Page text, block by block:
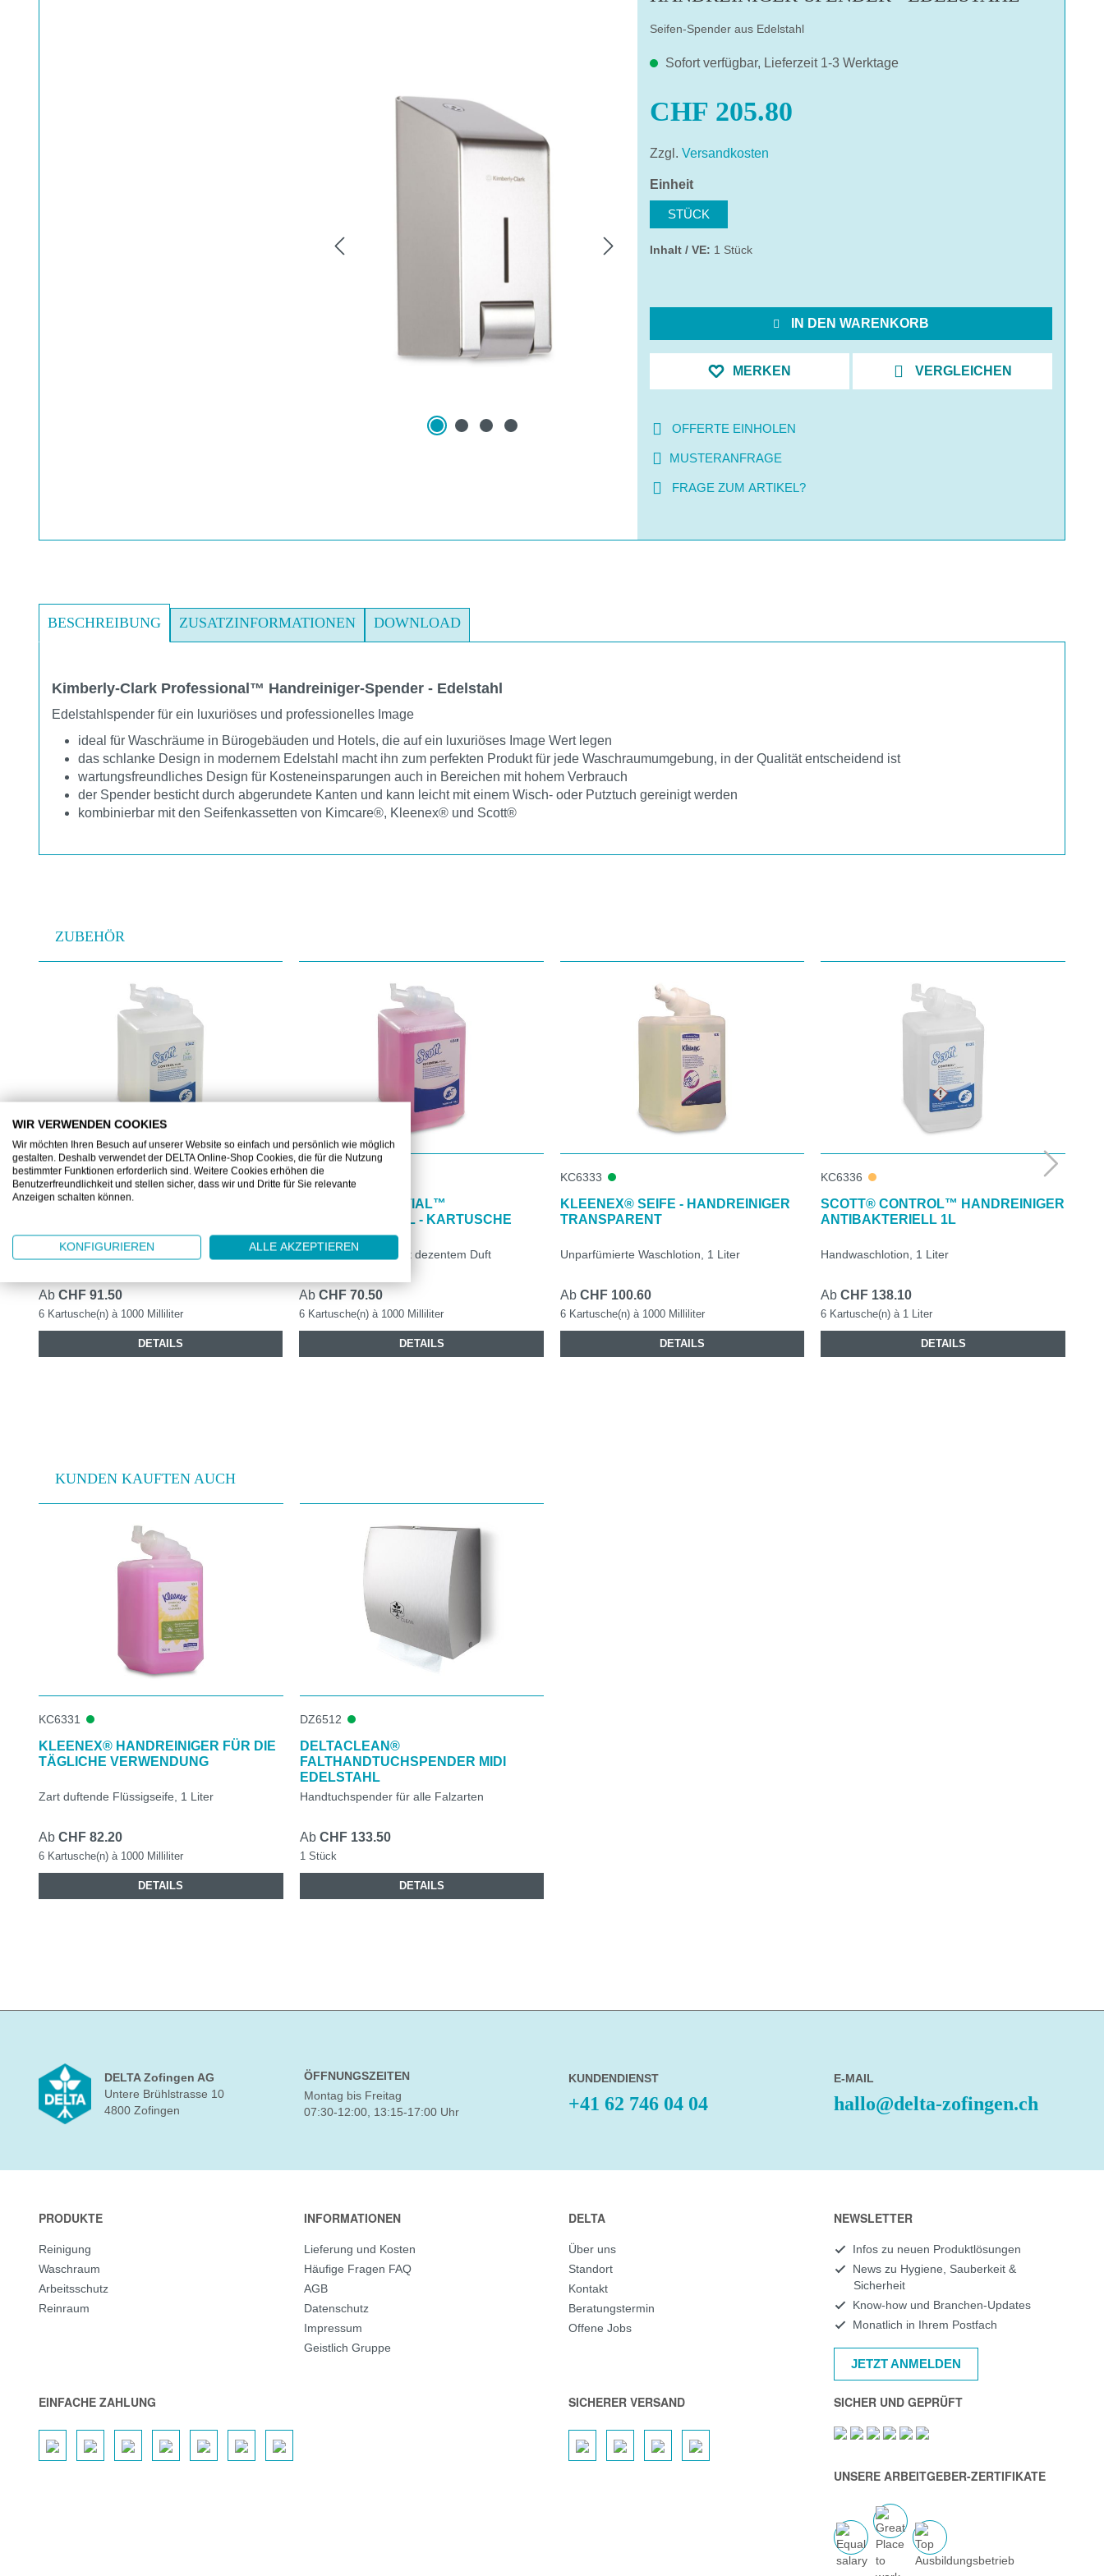
Seifen-Spender aus Edelstahl
Sofort verfügbar, Lieferzeit 1-3 Werktage
CHF 205.80
Zzgl. Versandkosten
Einheitauswählen
STÜCK
Inhalt / VE: 1 Stück
IN DEN WARENKORB
MERKEN VERGLEICHEN
OFFERTE EINHOLEN
MUSTERANFRAGE
FRAGE ZUM ARTIKEL?
BESCHREIBUNG ZUSATZINFORMATIONEN DOWNLOAD
Kimberly-Clark Professional™ Handreiniger-Spender - Edelstahl
Edelstahlspender für ein luxuriöses und professionelles Image
ideal für Waschräume in Bürogebäuden und Hotels, die auf ein luxuriöses Image Wert legen
das schlanke Design in modernem Edelstahl macht ihn zum perfekten Produkt für jede Waschraumumgebung, in der Qualität entscheidend ist
wartungsfreundliches Design für Kosteneinsparungen auch in Bereichen mit hohem Verbrauch
der Spender besticht durch abgerundete Kanten und kann leicht mit einem Wisch- oder Putztuch gereinigt werden
kombinierbar mit den Seifenkassetten von Kimcare®, Kleenex® und Scott®
ZUBEHÖR
Produktgalerie überspringen
KC6342
SCOTT® CONTROL™ SCHAUMSEIFE
Seife ohne Farb- und Duftstoffe
Ab CHF 91.50
6 Kartusche(n) à 1000 Milliliter
DETAILS
KC6340
SCOTT® ESSENTIAL™
SCHAUMSEIFE 1L - KARTUSCHE
Handschaumseife mit dezentem Duft
AbCHF 70.50
6 Kartusche(n) à 1000 Milliliter
DETAILS
KC6333
KLEENEX® SEIFE - HANDREINIGER
TRANSPARENT
Unparfümierte Waschlotion, 1 Liter
Ab CHF 100.60
6 Kartusche(n) à 1000 Milliliter
DETAILS
KC6336
SCOTT® CONTROL™ HANDREINIGER
ANTIBAKTERIELL 1L
Handwaschlotion, 1 Liter
AbCHF 138.10
6 Kartusche(n) à 1 Liter
DETAILS
KUNDEN KAUFTEN AUCH
Produktgalerie überspringen
KC6331
KLEENEX® HANDREINIGER FÜR DIE
TÄGLICHE VERWENDUNG
Zart duftende Flüssigseife, 1 Liter
Ab CHF 82.20
6 Kartusche(n) à 1000 Milliliter
DETAILS
DZ6512
DELTACLEAN®
FALTHANDTUCHSPENDER MIDI
EDELSTAHL
Handtuchspender für alle Falzarten
Ab CHF 133.50
1 Stück
DETAILS
DELTA Zofingen AG
Untere Brühlstrasse 10
4800 Zofingen
ÖFFNUNGSZEITEN
Montag bis Freitag
07:30-12:00, 13:15-17:00 Uhr
KUNDENDIENST
+41 62 746 04 04
E-MAIL
hallo@delta-zofingen.ch
PRODUKTE
Reinigung
Waschraum
Arbeitsschutz
Reinraum
INFORMATIONEN
Lieferung und Kosten
Häufige Fragen FAQ
AGB
Datenschutz
Impressum
Geistlich Gruppe
DELTA
Über uns
Standort
Kontakt
Beratungstermin
Offene Jobs
NEWSLETTER
Infos zu neuen Produktlösungen
News zu Hygiene, Sauberkeit &
Sicherheit
Know-how und Branchen-Updates
Monatlich in Ihrem Postfach
JETZT ANMELDEN
EINFACHE ZAHLUNG SICHERER VERSAND SICHER UND GEPRÜFT
UNSERE ARBEITGEBER-ZERTIFIKATE
WIR VERWENDEN COOKIES
Wir möchten Ihren Besuch auf unserer Website so einfach und persönlich wie möglich
gestalten. Deshalb verwendet der DELTA Online-Shop Cookies, die für die Nutzung
bestimmter Funktionen erforderlich sind. Weitere Cookies erhöhen die
Benutzerfreundlichkeit und stellen sicher, dass wir und Dritte für Sie relevante
Anzeigen schalten können.
KONFIGURIEREN ALLE AKZEPTIEREN